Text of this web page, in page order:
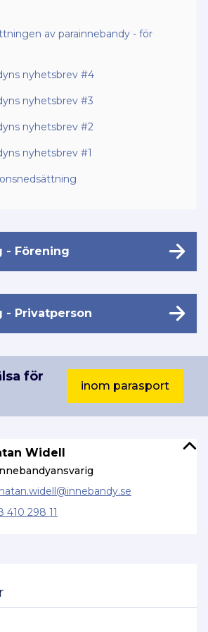
av parainnebandy - för
nyhetsbrev #4
nyhetsbrev #3
nyhetsbrev #2
nyhetsbrev #1
- Förening
- Privatperson
för
inom parasport
Widell
widell@innebandy.se
410 298 11